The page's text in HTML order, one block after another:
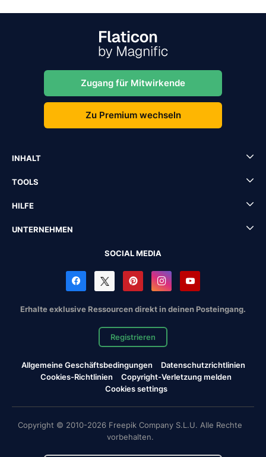
Zugang für Mitwirkende
Zu Premium wechseln
INHALT
TOOLS
HILFE
UNTERNEHMEN
SOCIAL MEDIA
Erhalte exklusive Ressourcen direkt in deinen Posteingang.
Registrieren
Allgemeine Geschäftsbedingungen
Datenschutzrichtlinien
Cookies-Richtlinien
Copyright-Verletzung melden
Cookies settings
Copyright © 2010-2026 Freepik Company S.L.U. Alle Rechte
vorbehalten.